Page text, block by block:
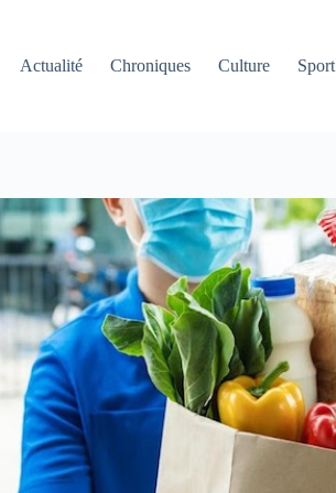
Actualité
Chroniques Culture Sport